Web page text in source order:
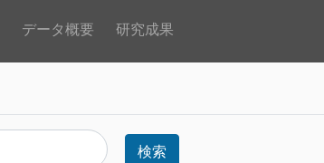
データ概要 研究成果
検索